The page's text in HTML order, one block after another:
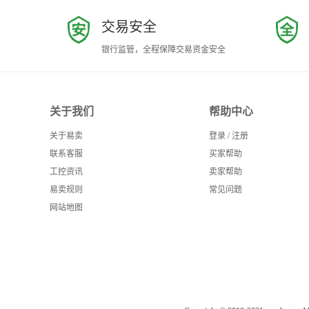
交易安全
银行监管，全程保障交易资金安全
关于我们
关于易卖
联系客服
工控资讯
易卖规则
网站地图
帮助中心
登录 / 注册
买家帮助
卖家帮助
常见问题